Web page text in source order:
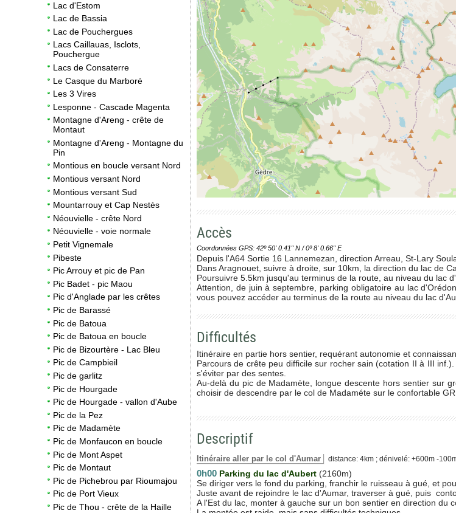
Lac d'Estom
Lac de Bassia
Lac de Pouchergues
Lacs Caillauas, Isclots,
Pouchergue
Lacs de Consaterre
Le Casque du Marboré
Les 3 Vires
Lesponne - Cascade Magenta
Montagne d'Areng - crête de
Montaut
Montagne d'Areng - Montagne du
Pin
Montious en boucle versant Nord
Montious versant Nord
Montious versant Sud
Mountarrouy et Cap Nestès
Néouvielle - crête Nord
Néouvielle - voie normale
Petit Vignemale
Pibeste
Pic Arrouy et pic de Pan
Pic Badet - pic Maou
Pic d'Anglade par les crêtes
Pic de Barassé
Pic de Batoua
Pic de Batoua en boucle
Pic de Bizourtère - Lac Bleu
Pic de Campbieil
Pic de garlitz
Pic de Hourgade
Pic de Hourgade - vallon d'Aube
Pic de la Pez
Pic de Madamète
Pic de Monfaucon en boucle
Pic de Mont Aspet
Pic de Montaut
Pic de Pichebrou par Rioumajou
Pic de Port Vieux
Pic de Thou - crête de la Haille
Accès
Coordonnées GPS: 42º 50' 0.41'' N / 0º 8' 0.66'' E
Depuis l'A64 Sortie 16 Lannemezan, direction Arreau, St-Lary
Dans Aragnouet, suivre à droite, sur 10km, la direction du lac de
Poursuivre 5.5km jusqu'au terminus de la route, au niveau du lac
Attention, de juin à septembre, parking obligatoire au lac
vous pouvez accéder au terminus de la route au niveau du lac
Difficultés
Itinéraire en partie hors sentier, requérant autonomie et
Parcours de crête peu difficile sur rocher sain (cotation II à III
s'éviter par des sentes.
Au-delà du pic de Madamète, longue descente hors sentier sur
choisir de descendre par le col de Madaméte sur le confortable
Descriptif
Itinéraire aller par le col d'Aumar distance: 4km ; dénivelé: +600m -
0h00 Parking du lac d'Aubert (2160m)
Se diriger vers le fond du parking, franchir le ruisseau à gué, et
Juste avant de rejoindre le lac d'Aumar, traverser à gué, puis
A l'Est du lac, monter à gauche sur un bon sentier en direction du